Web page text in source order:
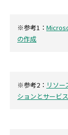
※参考1：
の作成
※参考2： リソ
ションとサービ